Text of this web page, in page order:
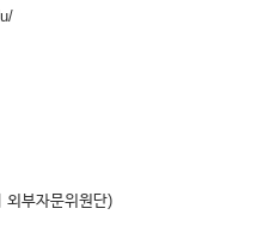
외부자문위원단)